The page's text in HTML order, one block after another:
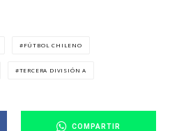
FÚTBOL CHILENO
TERCERA DIVISIÓN A
COMPARTIR